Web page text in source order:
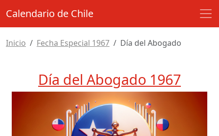
Calendario de Chile
Inicio Fecha Especial 1967 Día del Abogado
Día del Abogado 1967